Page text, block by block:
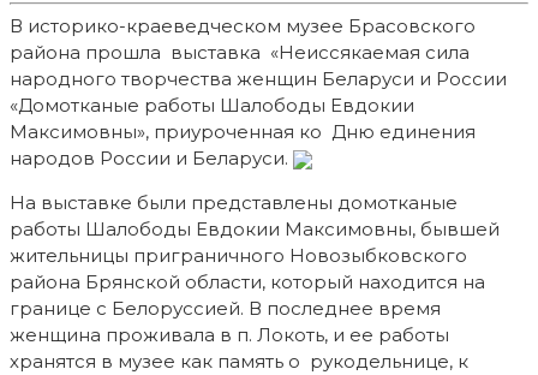
В историко-краеведческом музее Брасовского
района прошла выставка «Неиссякаемая сила
народного творчества женщин Беларуси и России
«Домотканые работы Шалободы Евдокии
Максимовны», приуроченная ко Дню единения
народов России и Беларуси.
На выставке были представлены домотканые
работы Шалободы Евдокии Максимовны, бывшей
жительницы приграничного Новозыбковского
района Брянской области, который находится на
границе с Белоруссией. В последнее время
женщина проживала в п. Локоть, и ее работы
хранятся в музее как память о рукодельнице, к